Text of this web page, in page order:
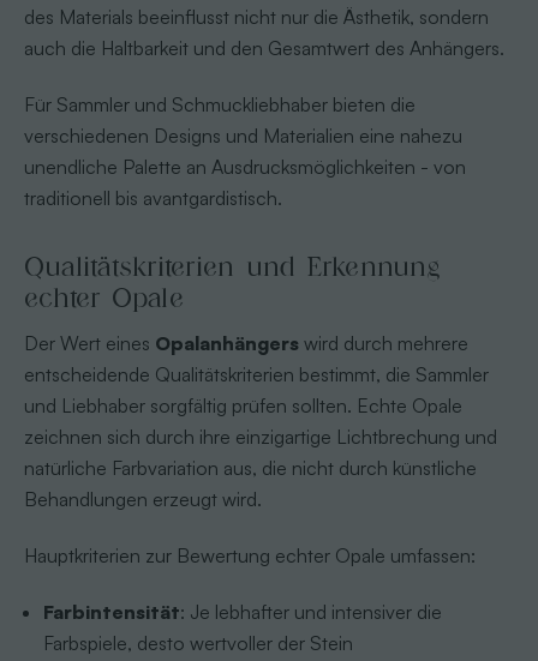
des Materials beeinflusst nicht nur die Ästhetik, sondern
auch die Haltbarkeit und den Gesamtwert des Anhängers.
Für Sammler und Schmuckliebhaber bieten die
verschiedenen Designs und Materialien eine nahezu
unendliche Palette an Ausdrucksmöglichkeiten - von
traditionell bis avantgardistisch.
Qualitätskriterien und Erkennung
echter Opale
Der Wert eines Opalanhängerswird durch mehrere
entscheidende Qualitätskriterien bestimmt, die Sammler
und Liebhaber sorgfältig prüfen sollten. Echte Opale
zeichnen sich durch ihre einzigartige Lichtbrechung und
natürliche Farbvariation aus, die nicht durch künstliche
Behandlungen erzeugt wird.
Hauptkriterien zur Bewertung echter Opale umfassen:
Farbintensität: Je lebhafter und intensiver die
Farbspiele, desto wertvoller der Stein